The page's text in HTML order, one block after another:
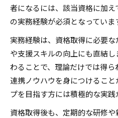
者になるには、該当資格に加
の実務経験が必須となっていま
実務経験は、資格取得に必要
や支援スキルの向上にも直結
わることで、理論だけでは得
連携ノウハウを身につけるこ
プを目指す方には積極的な実践
資格取得後も、定期的な研修